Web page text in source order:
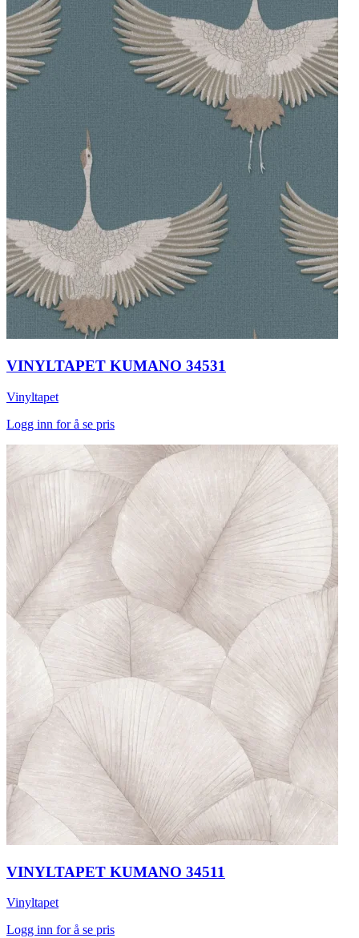
VINYLTAPET KUMANO 34531
Vinyltapet
Logg inn for å se pris
VINYLTAPET KUMANO 34511
Vinyltapet
Logg inn for å se pris